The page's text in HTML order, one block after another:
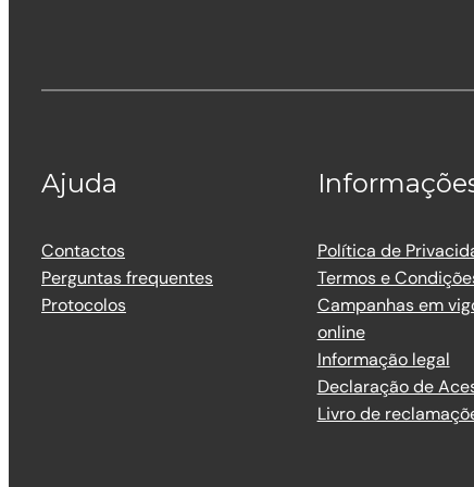
Ajuda
Contactos
Perguntas frequentes
Protocolos
Política de
Termos e
Campanhas em
online
Informação legal
Declaração de
Livro de